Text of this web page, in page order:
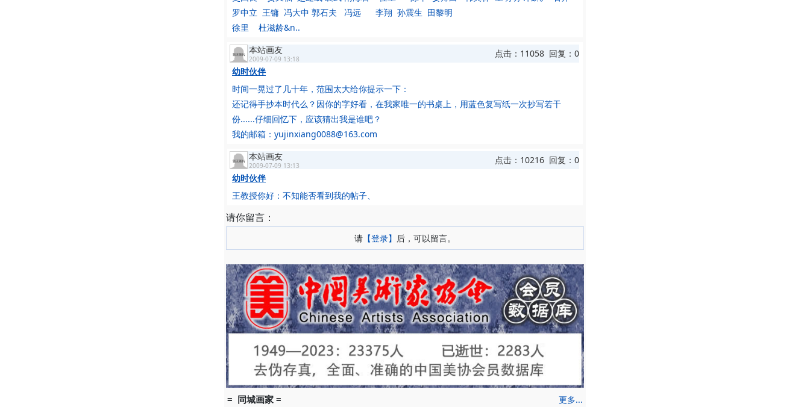
罗中立 王镛 冯大中 郭石夫 冯远 李翔 孙震生 田黎明
徐里 杜滋龄&n..
本站画友
2009-07-09 13:18
点击：11058 回复：0
幼时伙伴
时间一晃过了几十年，范围太大给你提示一下：
还记得手抄本时代么？因你的字好看，在我家唯一的书桌上，用蓝色复写纸一次抄写若干
份......仔细回忆下，应该猜出我是谁吧？
我的邮箱：yujinxiang0088@163.com
本站画友
2009-07-09 13:13
点击：10216 回复：0
幼时伙伴
王教授你好：不知能否看到我的帖子、
请你留言：
请 【登录】 后，可以留言。
更多...
= 同城画家 =